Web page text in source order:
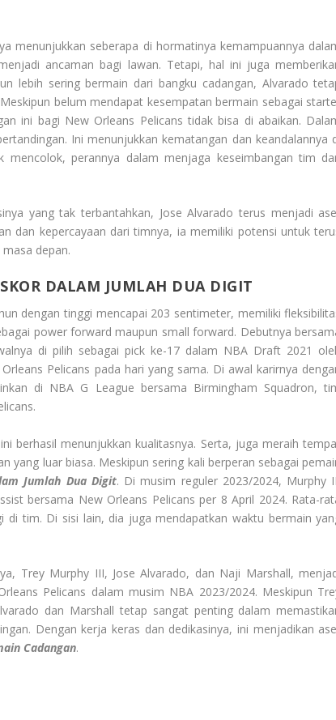
menunjukkan seberapa di hormatinya kemampuannya
ancaman bagi lawan. Tetapi, hal ini juga
lebih sering bermain dari bangku cadangan, Alvarado
belum mendapat kesempatan bermain sebagai
ini bagi New Orleans Pelicans tidak bisa di abaikan.
Ini menunjukkan kematangan dan keandalannya
mencolok, perannya dalam menjaga keseimbangan tim
yang tak terbantahkan, Jose Alvarado terus menjadi
dan kepercayaan dari timnya, ia memiliki potensi untuk
depan.
DALAM JUMLAH DUA DIGIT
dengan tinggi mencapai 203 sentimeter, memiliki
power forward maupun small forward. Debutnya
di pilih sebagai pick ke-17 dalam NBA Draft 2021
Pelicans pada hari yang sama. Di awal karirnya
di NBA G League bersama Birmingham Squadron,
berhasil menunjukkan kualitasnya. Serta, juga meraih
yang luar biasa. Meskipun sering kali berperan sebagai
Jumlah Dua Digit. Di musim reguler 2023/2024, Murphy
bersama New Orleans Pelicans per 8 April 2024. Rata-
di tim. Di sisi lain, dia juga mendapatkan waktu bermain
Trey Murphy III, Jose Alvarado, dan Naji Marshall,
Pelicans dalam musim NBA 2023/2024. Meskipun
dan Marshall tetap sangat penting dalam
Dengan kerja keras dan dedikasinya, ini menjadikan
Cadangan.